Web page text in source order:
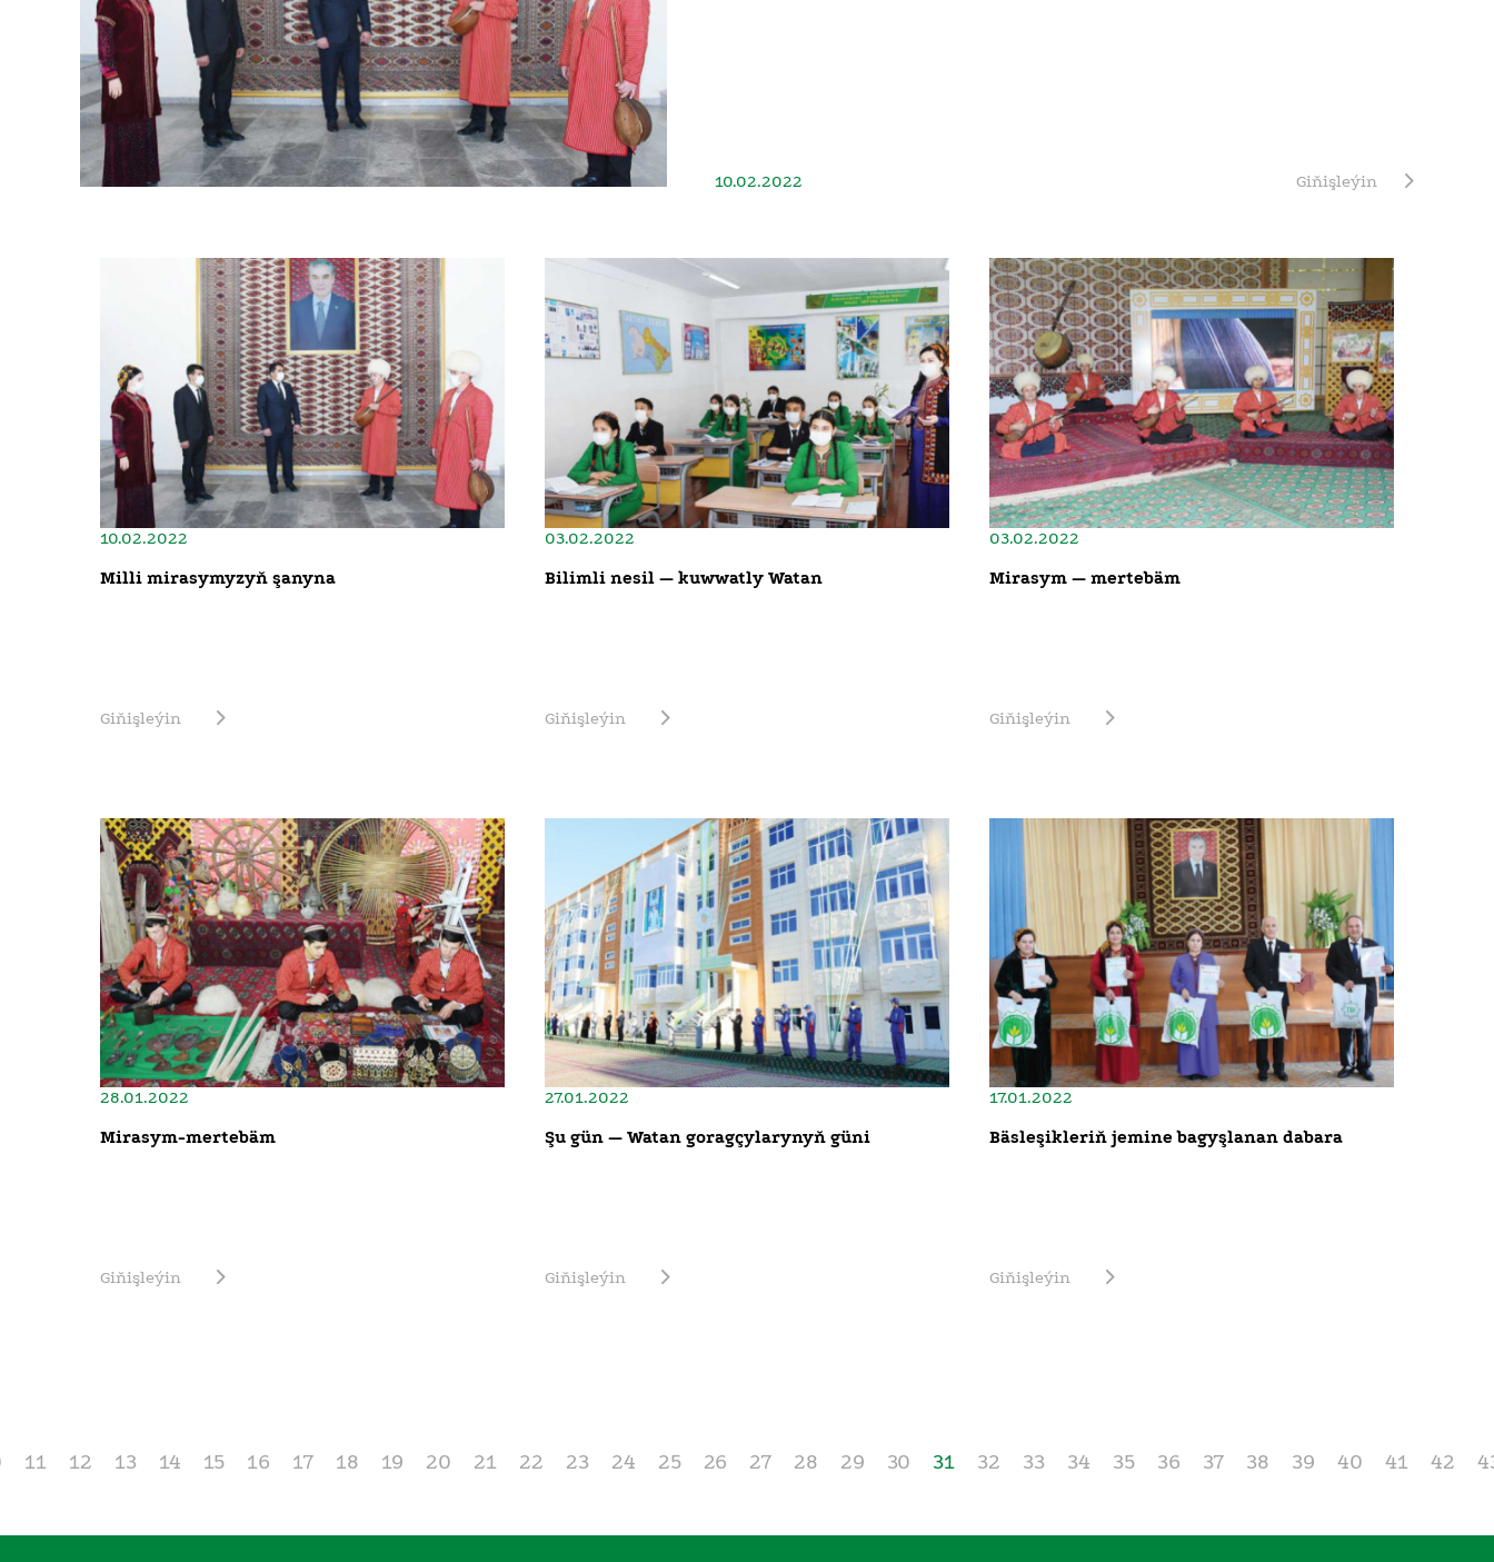
10.02.2022 Giňişleýin
10.02.2022
Milli mirasymyzyň şanyna
Giňişleýin
03.02.2022
Bilimli nesil — kuwwatly Watan
Giňişleýin
03.02.2022
Mirasym — mertebäm
Giňişleýin
28.01.2022
Mirasym-mertebäm
Giňişleýin
27.01.2022
Şu gün — Watan goragçylarynyň güni
Giňişleýin
17.01.2022
Bäsleşikleriň jemine bagyşlanan dabara
Giňişleýin
11 12 13 14 15 16 17 18 19 20 21 22 23 24 25 26 27 28 29 30 31 32 33 34 35 36 37 38 39 40 41 42